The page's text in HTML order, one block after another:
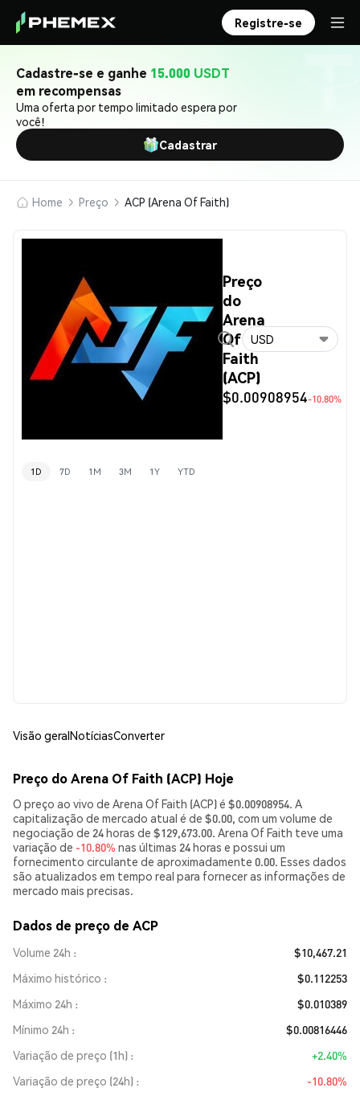
Registre-se
Cadastre-se e ganhe 15.000 USDT
em recompensas
Uma oferta por tempo limitado espera por
você!
Cadastrar
Home Preço ACP (Arena Of Faith)
Preço
do
Arena
Of
Faith
(ACP)
$0.00908954-10.80%
USD
1D 7D 1M 3M 1Y YTD
Visão geralNotíciasConverter
Preço do Arena Of Faith (ACP) Hoje
O preço ao vivo de Arena Of Faith (ACP) é $0.00908954. A
capitalização de mercado atual é de $0.00, com um volume de
negociação de 24 horas de $129,673.00. Arena Of Faith teve uma
variação de -10.80% nas últimas 24 horas e possui um
fornecimento circulante de aproximadamente 0.00. Esses dados
são atualizados em tempo real para fornecer as informações de
mercado mais precisas.
Dados de preço de ACP
Volume 24h
$10,467.21
Máximo histórico
$0.112253
Máximo 24h
$0.010389
Mínimo 24h
$0.00816446
Variação de preço (1h)
+2.40%
Variação de preço (24h)
-10.80%